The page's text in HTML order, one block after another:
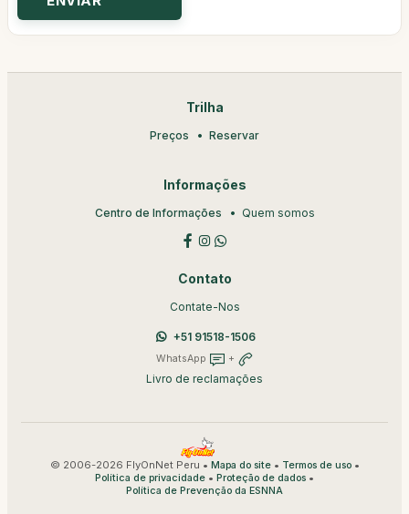
Trilha
Preços Reservar
Informações
Centro de Informações Quem somos
Contato
Contate-Nos
+51 91518-1506
WhatsApp +
Livro de reclamações
© 2006-2026 FlyOnNet Peru • Mapa do site• Termos de uso•
Política de privacidade • Proteção de dados •
Política de Prevenção da ESNNA